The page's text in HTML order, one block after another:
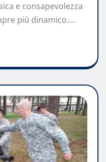
e consapevolezza
più dinamico.…